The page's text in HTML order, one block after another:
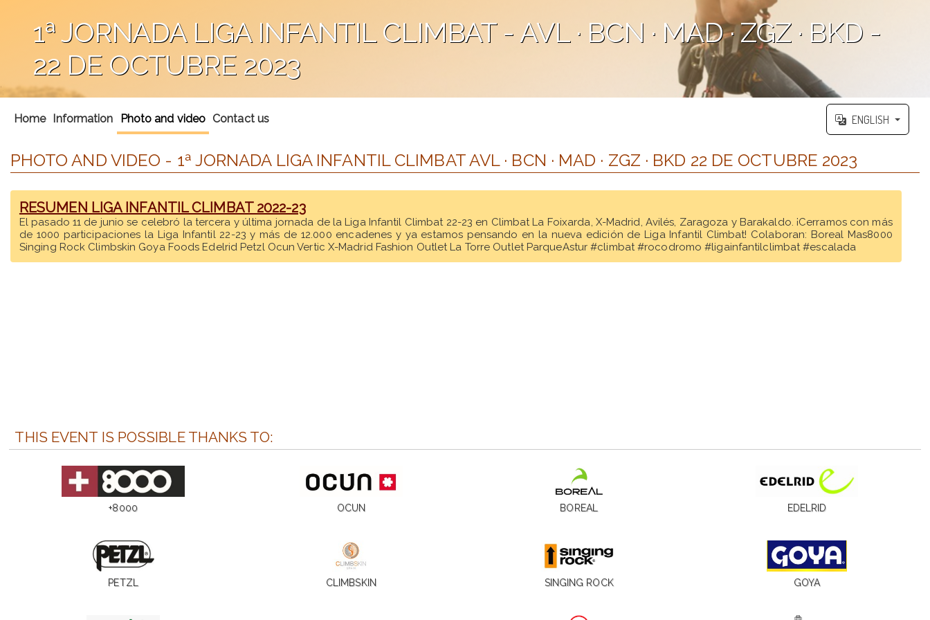
1ª JORNADA LIGA INFANTIL CLIMBAT - AVL · BCN · MAD · ZGZ · BKD -
22 DE OCTUBRE 2023
';
Home Information Photo and video Contact us ENGLISH
PHOTO AND VIDEO - 1ª JORNADA LIGA INFANTIL CLIMBAT AVL · BCN · MAD · ZGZ · BKD 22 DE OCTUBRE 2023
RESUMEN LIGA INFANTIL CLIMBAT 2022-23
El pasado 11 de junio se celebró la tercera y última jornada de la Liga Infantil Climbat 22-23 en Climbat La Foixarda, X-Madrid, Avilés, Zaragoza y Barakaldo. ¡Cerramos con más
de 1000 participaciones la Liga Infantil 22-23 y más de 12.000 encadenes y ya estamos pensando en la nueva edición de Liga Infantil Climbat! Colaboran: Boreal Mas8000
Singing Rock Climbskin Goya Foods Edelrid Petzl Ocun Vertic X-Madrid Fashion Outlet La Torre Outlet ParqueAstur #climbat #rocodromo #ligainfantilclimbat #escalada
THIS EVENT IS POSSIBLE THANKS TO:
+8000 OCUN BOREAL EDELRID
PETZL CLIMBSKIN SINGING ROCK GOYA